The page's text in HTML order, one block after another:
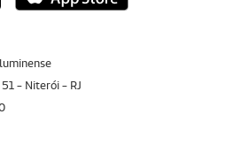
51 - Niterói - RJ